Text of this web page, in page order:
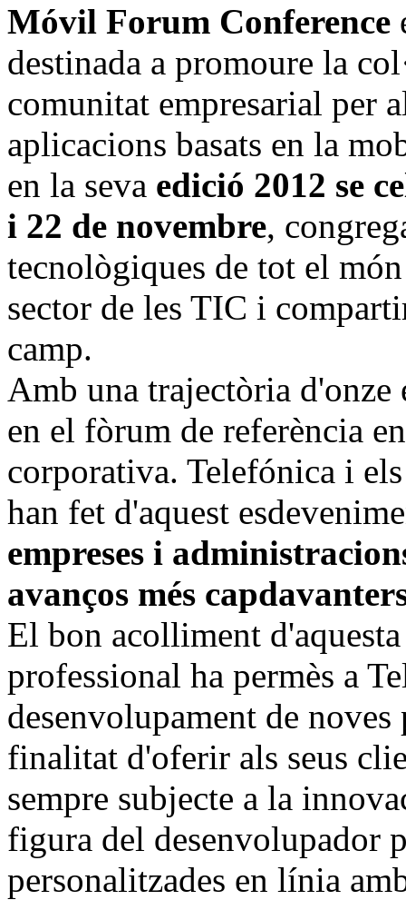
Móvil Forum Conference
destinada a promoure la
comunitat empresarial per
aplicacions basats en la
en la seva edició 2012 se
i 22 de novembre,
tecnològiques de tot el
sector de les TIC i
camp.
Amb una trajectòria
en el fòrum de referència
corporativa. Telefónica i
han fet d'aquest
empreses i
avanços més
El bon acolliment
professional ha permès a
desenvolupament de
finalitat d'oferir als seus
sempre subjecte a la
figura del desenvolupador
personalitzades en línia